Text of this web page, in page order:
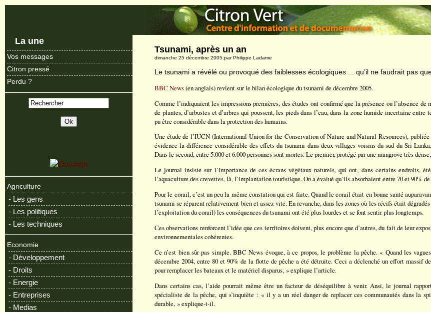
La une
Vos messages
Citron pressé
Perdu ?
Agriculture
- Les gens
- Les politiques
- Les techniques
Economie
- Développement
- Droits
- Energie
- Entreprises
- Medias
Tsunami, après un an
dimanche 25 décembre 2005.par Philippe Ladame
Le tsunami a révélé ou provoqué des faiblesses écologiques ... qu’il ne faudrait pas que
BBC News(en anglais) revient sur le bilan écologique du tsunami de décembre 2005.
Comme l’indiquaient les impressions premières, des études ont confirmé que la présence ou l’absence de
de plantes, d’arbustes et d’arbres qui poussent, les pieds dans l’eau, dans la zone humide incertaine entre
pu être considérable dans la protection des humains.
Une étude de l’IUCN (International Union for the Conservation of Nature and Natural Resources),
évidence la différence considérable des effets du tsunami dans deux villages voisins du sud du Sri
Dans le second, entre 5.000 et 6.000 personnes sont mortes. Le premier, protégé par une mangrove très
Le journal insiste sur l’importance de ces écrans végétaux naturels, qui ont, dans certains endroits,
l’aquaculture des crevettes, là, l’implantation touristique. On a évalué qu’ils absorbaient entre 70 et 90% de
Pour le corail, c’est un peu la même constation qui est faite. Quand le corail était en bonne santé
tsunami se réparent relativement bien et assez vite. En revanche, dans les zones où les récifs était
l’exploitation du corail) les conséquences du tsunami ont été plus lourdes et se font sentir plus longtemps.
Ces observations renforcent l’idée que ces territoires doivent, plus encore que d’autres, du fait de leur
environnementales cohérentes.
Ce n’est bien sûr pas simple. BBC News évoque, à ce propos, le problème la pêche. « Quand les
décembre 2004, entre 80 et 90% de la flotte de pêche a été détruite. Ceci a déclenché un effort massif
pour remplacer les bateaux et le matériel disparus, » explique l’article.
Dans certains cas, l’aide pourrait même être un facteur de déséquilibre à venir. Ansi, le journal
spécialiste de la pêche, qui s’inquiète : « il y a un réel danger de replacer ces communautés dans la
durable, » explique-t-il.